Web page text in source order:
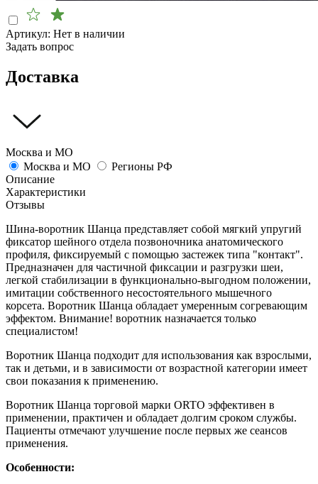
Артикул: Нет в наличии
Задать вопрос
Доставка
Москва и МО
Москва и МО
Регионы РФ
Описание
Характеристики
Отзывы
Шина-воротник Шанца представляет собой мягкий упругий
фиксатор шейного отдела позвоночника анатомического
профиля, фиксируемый с помощью застежек типа "контакт".
Предназначен для частичной фиксации и разгрузки шеи,
легкой стабилизации в функционально-выгодном положении,
имитации собственного несостоятельного мышечного
корсета. Воротник Шанца обладает умеренным согревающим
эффектом. Внимание! воротник назначается только
специалистом!
Воротник Шанца подходит для использования как взрослыми,
так и детьми, и в зависимости от возрастной категории имеет
свои показания к применению.
Воротник Шанца торговой марки ORTO эффективен в
применении, практичен и обладает долгим сроком службы.
Пациенты отмечают улучшение после первых же сеансов
применения.
Особенности: